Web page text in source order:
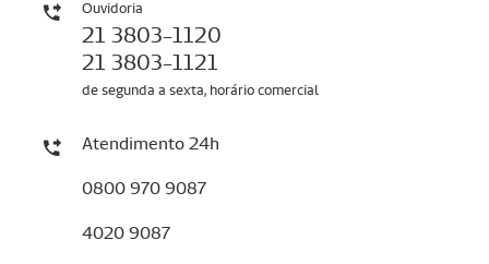
Ouvidoria
21 3803-1120
21 3803-1121
de segunda a sexta, horário comercial
Atendimento 24h
0800 970 9087
4020 9087